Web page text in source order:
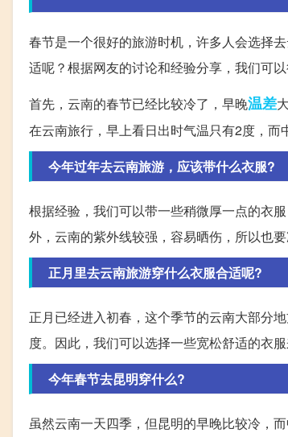
春节是一个很好的旅游时机，许多人会选择
适呢？根据网友的讨论和经验分享，我们可以
首先，云南的春节已经比较冷了，早晚温差
在云南旅行，早上看日出时气温只有2度，而
今年过年去云南旅游，应该带什么衣服?
根据经验，我们可以带一些稍微厚一点的衣
外，云南的紫外线较强，容易晒伤，所以也
正月里去云南旅游穿什么衣服合适呢?
正月已经进入初春，这个季节的云南大部分
度。因此，我们可以选择一些宽松舒适的衣
今年春节去昆明穿什么?
虽然云南一天四季，但昆明的早晚比较冷，